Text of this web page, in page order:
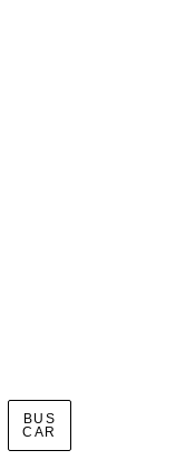
BUS
CAR